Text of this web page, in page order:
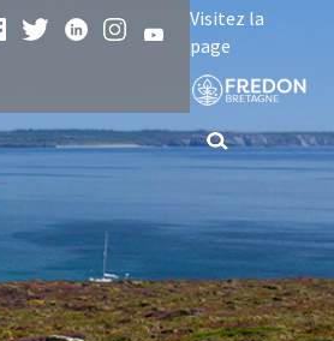
Visitez la
page